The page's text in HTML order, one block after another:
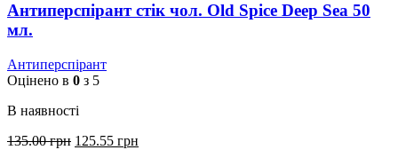
Антиперспірант стік чол. Old Spice Deep Sea 50
мл.
Антиперспірант
Оцінено в 0 з 5
В наявності
135.00грн 125.55 грн